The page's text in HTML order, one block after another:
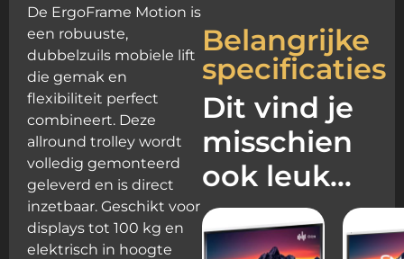
De ErgoFrame Motion is
een robuuste,
dubbelzuils mobiele lift
die gemak en
flexibiliteit perfect
combineert. Deze
allround trolley wordt
volledig gemonteerd
geleverd en is direct
inzetbaar. Geschikt voor
displays tot 100 kg en
elektrisch in hoogte
Belangrijke
specificaties
Dit vind je
misschien
ook leuk…